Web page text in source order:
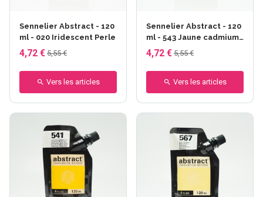
Sennelier Abstract - 120
ml - 020 Iridescent Perle
4,72 € 5,55 €
Vers les articles
Sennelier Abstract - 120
ml - 543 Jaune cadmium
foncé
4,72 € 5,55 €
Vers les articles